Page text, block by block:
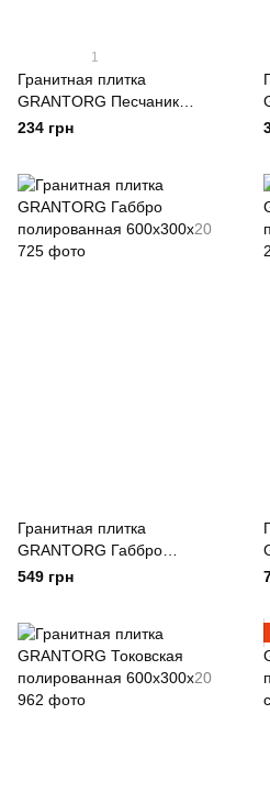
1
Гранитная плитка
GRANTORG Песчаник
600x300x20
234 грн
Гранитная плитка
GRANTORG Габбро
полированная 600x300x20
549 грн